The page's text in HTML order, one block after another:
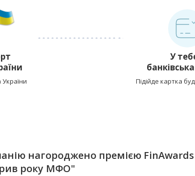
У
Підійде картка
нагороджено премією FinAwards
року МФО"